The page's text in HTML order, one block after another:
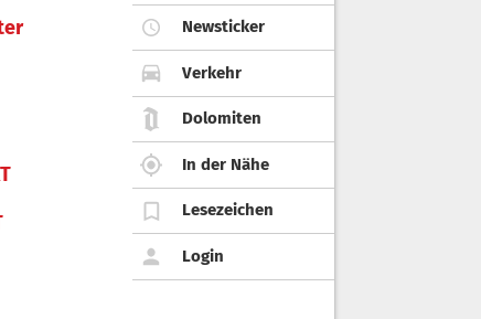
Newsticker
Verkehr
Dolomiten
In der Nähe
Lesezeichen
Login